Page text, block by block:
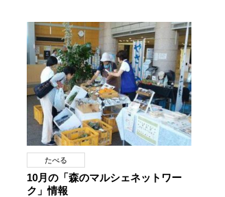
たべる
10月の「森のマルシェネットワー
ク」情報